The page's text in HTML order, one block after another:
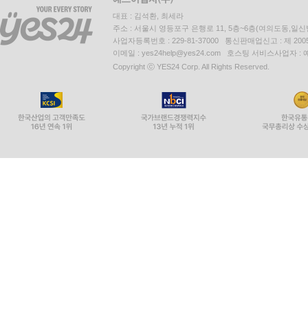
대표 : 김석환, 최세라
주소 : 서울시 영등포구 은행로 11, 5층~6층(여의도동,일신
사업자등록번호 : 229-81-37000 통신판매업신고 : 제
이메일 : yes24help@yes24.com 호스팅 서비스사업자 :
Copyright ⓒ YES24 Corp. All Rights Reserved.